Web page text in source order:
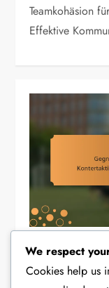
Teamkohäsion
Effektive
TAKTISCHE
We respect
Cookies help us